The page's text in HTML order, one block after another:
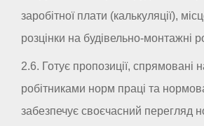
заробітної плати (калькуляції),
розцінки на будівельно-монтажні
2.6. Готує пропозиції, спрямовані
робітниками норм праці та
забезпечує своєчасний перегляд